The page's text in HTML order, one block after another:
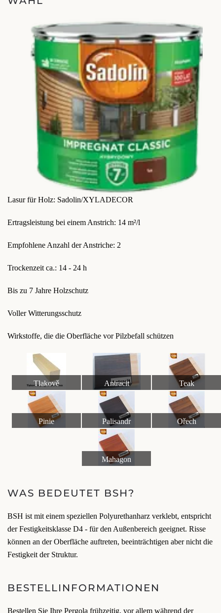
Lasur für Holz: Sadolin/XYLADECOR
Ertragsleistung bei einem Anstrich: 14 m²/l
Empfohlene Anzahl der Anstriche: 2
Trockenzeit ca.: 14 - 24 h
Bis zu 7 Jahre Holzschutz
Voller Witterungsschutz
Wirkstoffe, die die Oberfläche vor Pilzbefall schützen
Tlakově
impregnované dřevo
Antracit Teak
Pinie Palisandr Ořech
Mahagon
WAS BEDEUTET BSH?
BSH ist mit einem speziellen Polyurethanharz verklebt, entspricht
der Festigkeitsklasse D4 - für den Außenbereich geeignet. Risse
können an der Oberfläche auftreten, beeinträchtigen aber nicht die
Festigkeit der Struktur.
BESTELLINFORMATIONEN
Bestellen Sie Ihre Pergola frühzeitig, vor allem während der